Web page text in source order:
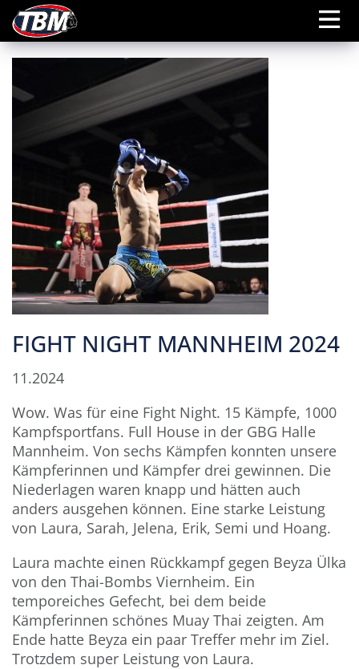
FIGHT NIGHT MANNHEIM 2024
11.2024
Wow. Was für eine Fight Night. 15 Kämpfe, 1000
Kampfsportfans. Full House in der GBG Halle
Mannheim. Von sechs Kämpfen konnten unsere
Kämpferinnen und Kämpfer drei gewinnen. Die
Niederlagen waren knapp und hätten auch
anders ausgehen können. Eine starke Leistung
von Laura, Sarah, Jelena, Erik, Semi und Hoang.
Laura machte einen Rückkampf gegen Beyza Ülka
von den Thai-Bombs Viernheim. Ein
temporeiches Gefecht, bei dem beide
Kämpferinnen schönes Muay Thai zeigten. Am
Ende hatte Beyza ein paar Treffer mehr im Ziel.
Trotzdem super Leistung von Laura.